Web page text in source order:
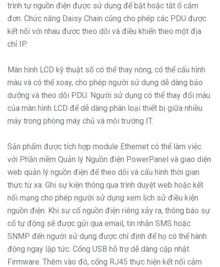
trình tự nguồn điện được sử dụng để bật hoặc tắt ổ cắm
đơn. Chức năng Daisy Chain cũng cho phép các PDU được
kết nối với nhau được theo dõi và điều khiển theo một địa
chỉ IP.
Màn hình LCD kỹ thuật số có thể thay nóng, có thể cấu hình
màu và có thể xoay, cho phép người sử dụng dễ dàng bảo
dưỡng và theo dõi PDU. Người sử dụng có thể thay đổi màu
của màn hình LCD để dễ dàng phân loại thiết bị giữa nhiều
máy trong phòng máy chủ và môi trường IT.
Sản phẩm được tích hợp module Ethernet có thể làm việc
với Phần mềm Quản lý Nguồn điện PowerPanel và giao diện
web quản lý nguồn điện để theo dõi và cấu hình thời gian
thực từ xa. Ghi sự kiện thông qua trình duyệt web hoặc kết
nối mạng cho phép người sử dụng xem lịch sử điều kiện
nguồn điện. Khi sự cố nguồn điện riêng xảy ra, thông báo sự
cố tự động sẽ được gửi qua email, tin nhắn SMS hoặc
SNMP đến người sử dụng được chỉ định để họ có thể hành
động ngay lập tức. Cổng USB hỗ trợ dễ dàng cập nhật
Firmware. Thêm vào đó, cổng RJ45 thực hiện kết nối cảm